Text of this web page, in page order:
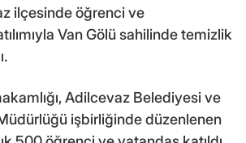
ilçesinde öğrenci ve
Van Gölü sahilinde temizlik
Adilcevaz Belediyesi ve
işbirliğinde düzenlenen